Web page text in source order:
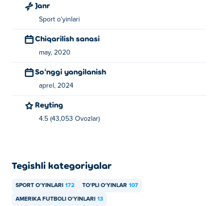
Janr
Sport oʻyinlari
Chiqarilish sanasi
may, 2020
Soʻnggi yangilanish
aprel, 2024
Reyting
4.5 (43,053 Ovozlar)
Tegishli kategoriyalar
SPORT OʻYINLARI 172 TOʻPLI OʻYINLAR 107
AMERIKA FUTBOLI OʻYINLARI 13